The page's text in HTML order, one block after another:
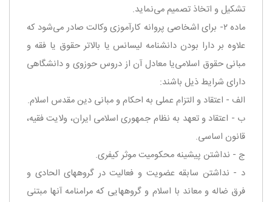
تشكیل و اتخاذ تصمیم می‌نماید.
‌ماده ۲- برای اشخاصی پروانه كارآموزی وكالت صادر می‌شود كه
علاوه بر دارا بودن دانشنامه لیسانس یا بالاتر حقوق یا فقه و
مبانی حقوق اسلامی‌یا معادل آن از دروس حوزوی و دانشگاهی
دارای شرایط ذیل باشند:
‌الف - اعتقاد و التزام عملی به احكام و مبانی دین مقدس اسلام.
ب - اعتقاد و تعهد به نظام جمهوری اسلامی ایران، ولایت فقیه،
قانون اساسی.
ج - نداشتن پیشینه محكومیت موثر كیفری.
‌د - نداشتن سابقه عضویت و فعالیت در گروههای الحادی و
فرق ضاله و معاند با اسلام و گروههایی كه مرامنامه آنها مبتنی